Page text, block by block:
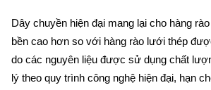
Dây chuyền hiện đại mang lại cho hàng
bền cao hơn so với hàng rào lưới thép
do các nguyên liệu được sử dụng chất
lý theo quy trình công nghệ hiện đại, hạn